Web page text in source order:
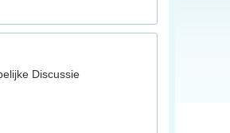
Discussie